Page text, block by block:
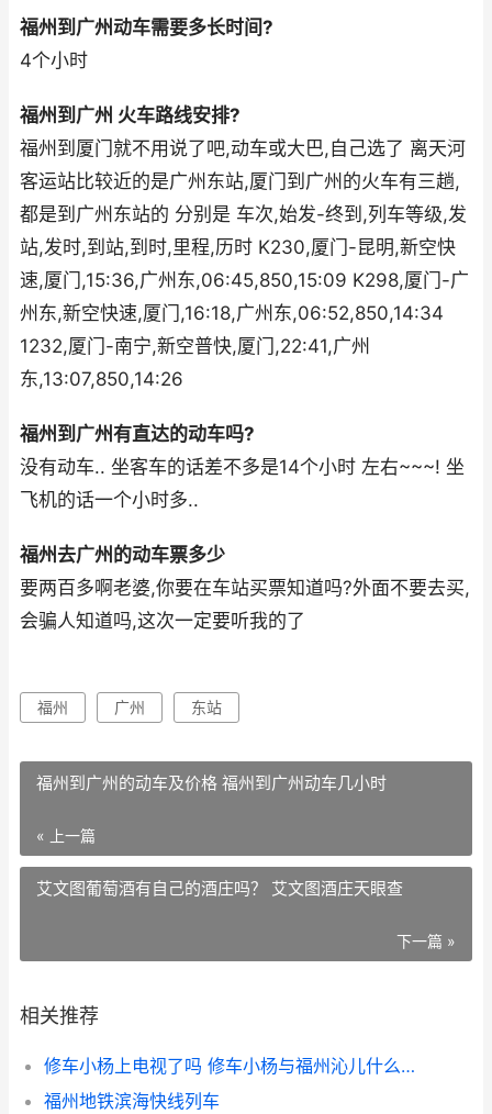
福州到广州动车需要多长时间?
4个小时
福州到广州 火车路线安排?
福州到厦门就不用说了吧,动车或大巴,自己选了 离天河
客运站比较近的是广州东站,厦门到广州的火车有三趟,
都是到广州东站的 分别是 车次,始发-终到,列车等级,发
站,发时,到站,到时,里程,历时 K230,厦门-昆明,新空快
速,厦门,15:36,广州东,06:45,850,15:09 K298,厦门-广
州东,新空快速,厦门,16:18,广州东,06:52,850,14:34
1232,厦门-南宁,新空普快,厦门,22:41,广州
东,13:07,850,14:26
福州到广州有直达的动车吗?
没有动车.. 坐客车的话差不多是14个小时 左右~~~! 坐
飞机的话一个小时多..
福州去广州的动车票多少
要两百多啊老婆,你要在车站买票知道吗?外面不要去买,
会骗人知道吗,这次一定要听我的了
福州 广州 东站
福州到广州的动车及价格 福州到广州动车几小时
« 上一篇
艾文图葡萄酒有自己的酒庄吗？ 艾文图酒庄天眼查
下一篇 »
相关推荐
修车小杨上电视了吗 修车小杨与福州沁儿什么关系
福州地铁滨海快线列车